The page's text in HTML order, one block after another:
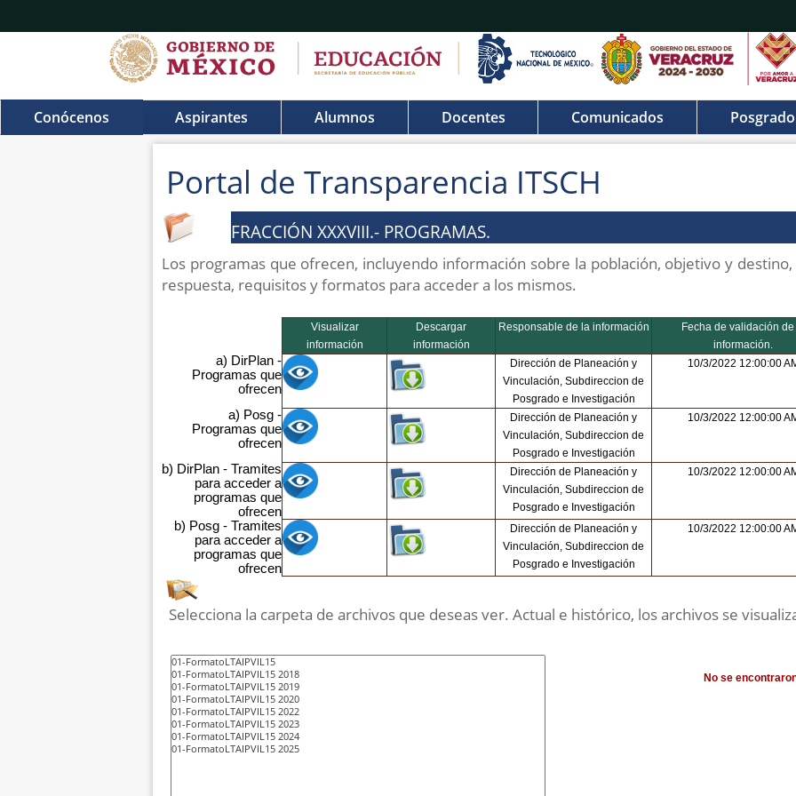
Conócenos Aspirantes Alumnos Docentes Comunicados Posgrado
Portal de Transparencia ITSCH
FRACCIÓN XXXVIII.- PROGRAMAS.
Los programas que ofrecen, incluyendo información sobre la población, objetivo y
respuesta, requisitos y formatos para acceder a los mismos.
Visualizar
información
Descargar
información
Responsable de la información
Fecha de validación de
información.
a) DirPlan -
Programas que
ofrecen
Dirección de Planeación y
Vinculación, Subdireccion de
Posgrado e Investigación
10/3/2022 12:00:00
a) Posg -
Programas que
ofrecen
Dirección de Planeación y
Vinculación, Subdireccion de
Posgrado e Investigación
10/3/2022 12:00:00
b) DirPlan - Tramites
para acceder a
programas que
ofrecen
Dirección de Planeación y
Vinculación, Subdireccion de
Posgrado e Investigación
10/3/2022 12:00:00
b) Posg - Tramites
para acceder a
programas que
ofrecen
Dirección de Planeación y
Vinculación, Subdireccion de
Posgrado e Investigación
10/3/2022 12:00:00
Selecciona la carpeta de archivos que deseas ver. Actual e histórico, los archivos se
No se